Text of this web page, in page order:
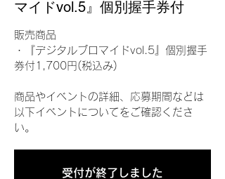
マイドvol.5』個別握手券付
販売商品
・『デジタルブロマイドvol.5』個別握手
券付1,700円(税込み)
商品やイベントの詳細、応募期間などは
以下イベントについてをご確認くださ
い。
受付が終了しました